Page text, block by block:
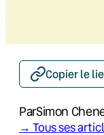
Copier le
ParSimon
→ Tous ses